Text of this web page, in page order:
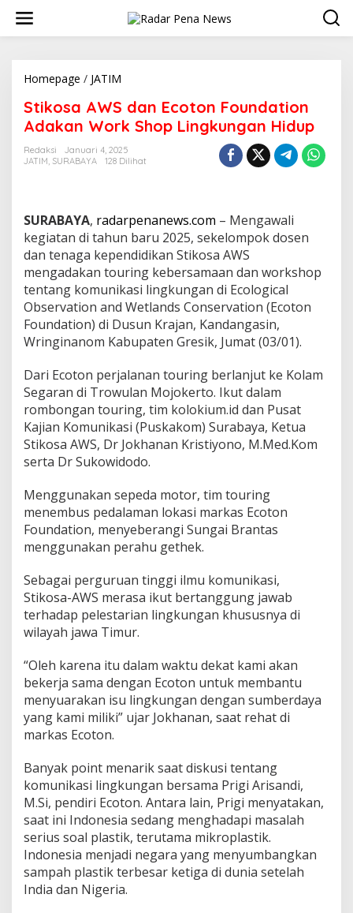
w
Homepage / JATIM
k
o
s
a
d
a
n
E
c
o
o
n
F
u
n
d
a
t
i
o
A
d
a
k
a
W
o
r
k
S
o
p
L
i
n
n
g
a
n
H
i
d
u
p
Stikosa AWS dan Ecoton Foundation
Adakan Work Shop Lingkungan Hidup
Redaksi
Januari 4, 2025
JATIM, SURABAYA 128 Dilihat
SURABAYA, radarpenanews.com – Mengawali
kegiatan di tahun baru 2025, sekelompok dosen
dan tenaga kependidikan Stikosa AWS
mengadakan touring kebersamaan dan workshop
tentang komunikasi lingkungan di Ecological
Observation and Wetlands Conservation (Ecoton
Foundation) di Dusun Krajan, Kandangasin,
Wringinanom Kabupaten Gresik, Jumat (03/01).
Dari Ecoton perjalanan touring berlanjut ke Kolam
Segaran di Trowulan Mojokerto. Ikut dalam
rombongan touring, tim kolokium.id dan Pusat
Kajian Komunikasi (Puskakom) Surabaya, Ketua
Stikosa AWS, Dr Jokhanan Kristiyono, M.Med.Kom
serta Dr Sukowidodo.
Menggunakan sepeda motor, tim touring
menembus pedalaman lokasi markas Ecoton
Foundation, menyeberangi Sungai Brantas
menggunakan perahu gethek.
Sebagai perguruan tinggi ilmu komunikasi,
Stikosa-AWS merasa ikut bertanggung jawab
terhadap pelestarian lingkungan khususnya di
wilayah jawa Timur.
“Oleh karena itu dalam waktu dekat kami akan
bekerja sama dengan Ecoton untuk membantu
menyuarakan isu lingkungan dengan sumberdaya
yang kami miliki” ujar Jokhanan, saat rehat di
markas Ecoton.
Banyak point menarik saat diskusi tentang
komunikasi lingkungan bersama Prigi Arisandi,
M.Si, pendiri Ecoton. Antara lain, Prigi menyatakan,
saat ini Indonesia sedang menghadapi masalah
serius soal plastik, terutama mikroplastik.
Indonesia menjadi negara yang menyumbangkan
sampah plastik terbesar ketiga di dunia setelah
India dan Nigeria.